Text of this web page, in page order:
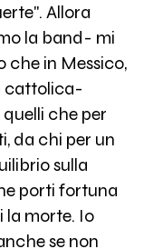
Allora
la band- mi
che in Messico,
cattolica-
che per
da chi per un
sulla
porti fortuna
la morte. Io
se non